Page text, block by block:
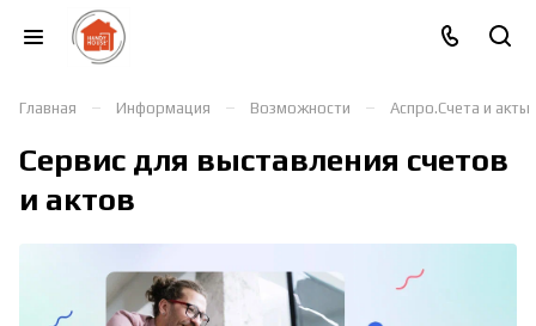
Главная – Информация – Возможности – Аспро.Счета и акты
Сервис для выставления счетов
и актов